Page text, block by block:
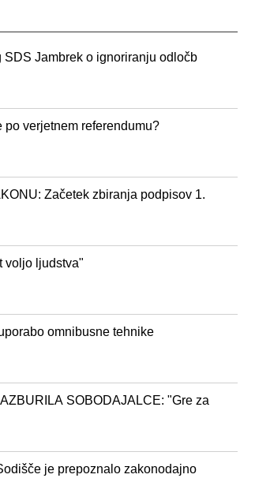
Jambrek o ignoriranju odločb
verjetnem referendumu?
Začetek zbiranja podpisov 1.
voljo ljudstva"
omnibusne tehnike
SOBODAJALCE: "Gre za
je prepoznalo zakonodajno